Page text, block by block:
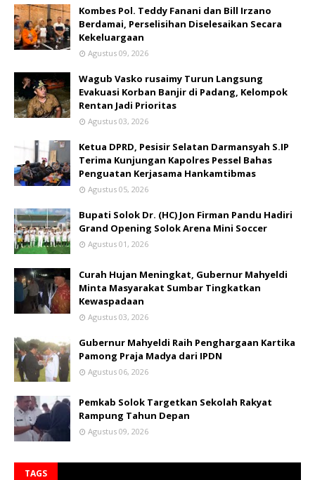
Kombes Pol. Teddy Fanani dan Bill Irzano
Berdamai, Perselisihan Diselesaikan Secara
Kekeluargaan
Agustus 09, 2026
Wagub Vasko rusaimy Turun Langsung
Evakuasi Korban Banjir di Padang, Kelompok
Rentan Jadi Prioritas
Agustus 03, 2026
Ketua DPRD, Pesisir Selatan Darmansyah S.IP
Terima Kunjungan Kapolres Pessel Bahas
Penguatan Kerjasama Hankamtibmas
Agustus 05, 2026
Bupati Solok Dr. (HC) Jon Firman Pandu Hadiri
Grand Opening Solok Arena Mini Soccer
Agustus 01, 2026
Curah Hujan Meningkat, Gubernur Mahyeldi
Minta Masyarakat Sumbar Tingkatkan
Kewaspadaan
Agustus 03, 2026
Gubernur Mahyeldi Raih Penghargaan Kartika
Pamong Praja Madya dari IPDN
Agustus 06, 2026
Pemkab Solok Targetkan Sekolah Rakyat
Rampung Tahun Depan
Agustus 09, 2026
TAGS